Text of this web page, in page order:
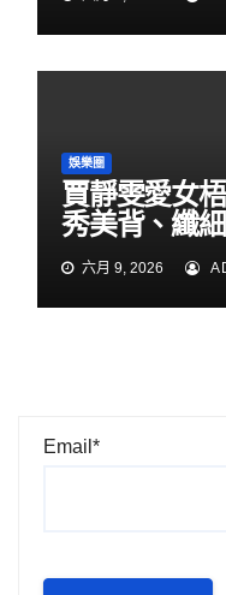
娛樂圈
賈靜雯愛女
秀美背、纖
六月 9, 2026
Email*